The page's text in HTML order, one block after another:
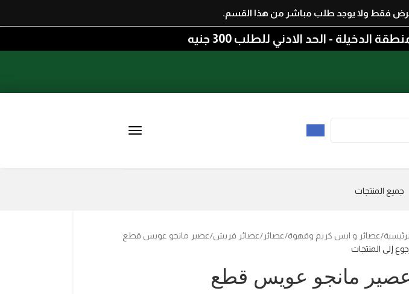
جميع المنتجات
عصائر و ايس كريم وقهوة عصائر عصائر فريش عصير مانجو عويس قطع
إلى المنتجات
مانجو عويس قطع
فقط ولا يوجد طلب مباشر من هذا القسم.